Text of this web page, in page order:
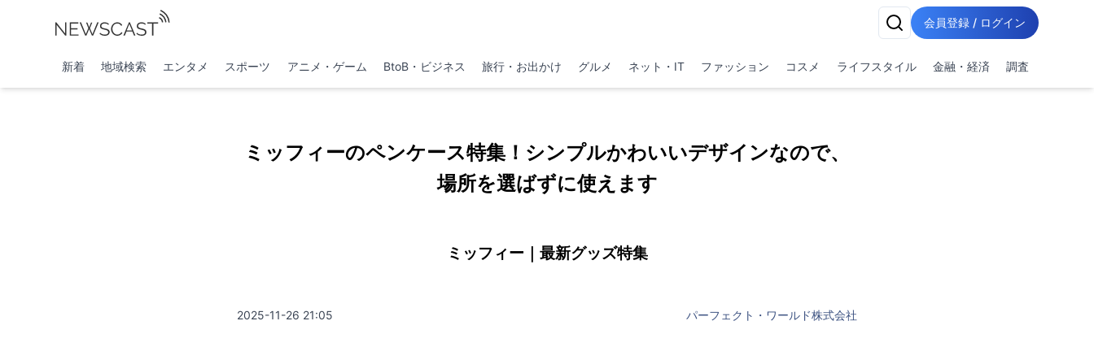
会員登録 / ログイン
新着 地域検索 エンタメ スポーツ アニメ・ゲーム BtoB・ビジネス 旅行・お出かけ グルメ ネット・IT ファッション コスメ ライフスタイル 金融・経済 調査
ミッフィーのペンケース特集！シンプルかわいいデザインなので、
場所を選ばずに使えます
ミッフィー｜最新グッズ特集
2025-11-26 21:05 パーフェクト・ワールド株式会社